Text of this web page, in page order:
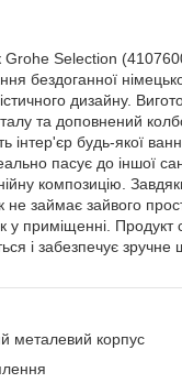
Grohe Selection
бездоганної
дизайну.
та доповнений
інтер'єр будь-якої
пасує до іншої
композицію.
не займає зайвого
у приміщенні. Продукт
і забезпечує
металевий корпус